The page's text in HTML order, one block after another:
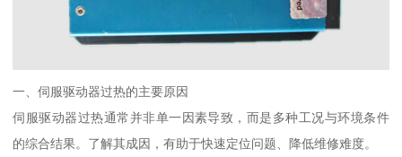
一、伺服驱动器过热的主要原因
伺服驱动器过热通常并非单一因素导致，而是多种工况与环境条件
的综合结果。了解其成因，有助于快速定位问题、降低维修难度。